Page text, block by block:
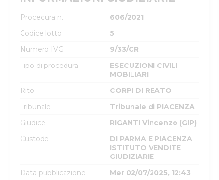
Procedura n.
606/2021
Codice lotto
5
Numero IVG
9/33/CR
Tipo di procedura
ESECUZIONI CIVILI
MOBILIARI
Rito
CORPI DI REATO
Tribunale
Tribunale di PIACENZA
Giudice
RIGANTI Vincenzo (GIP)
Custode
DI PARMA E PIACENZA
ISTITUTO VENDITE
GIUDIZIARIE
Data pubblicazione
Mer 02/07/2025, 12:43